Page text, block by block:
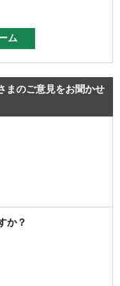
まのご意見をお聞かせ
か？